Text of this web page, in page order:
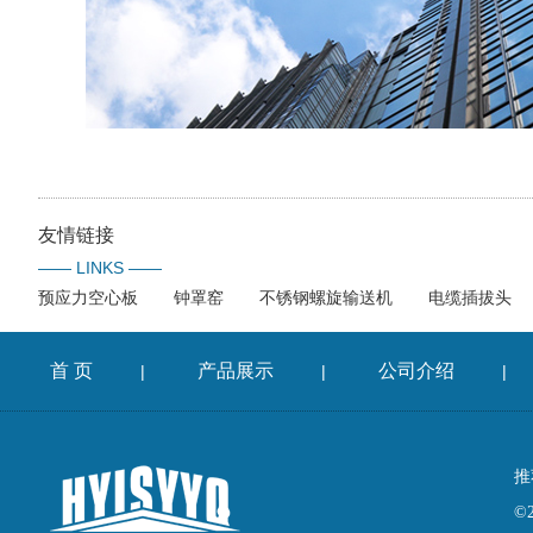
友情链接
—— LINKS ——
预应力空心板
钟罩窑 不锈钢螺旋输送机 电缆插拔头
首 页 | 产品展示 | 公司介绍 |